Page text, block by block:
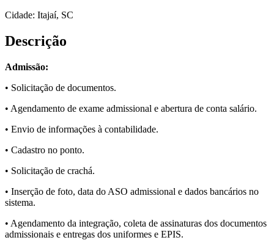
Cidade: Itajaí, SC
Descrição
Admissão:
• Solicitação de documentos.
• Agendamento de exame admissional e abertura de conta salário.
• Envio de informações à contabilidade.
• Cadastro no ponto.
• Solicitação de crachá.
• Inserção de foto, data do ASO admissional e dados bancários no
sistema.
• Agendamento da integração, coleta de assinaturas dos documentos
admissionais e entregas dos uniformes e EPIS.